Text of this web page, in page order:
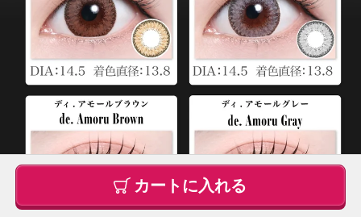
カートに入れる